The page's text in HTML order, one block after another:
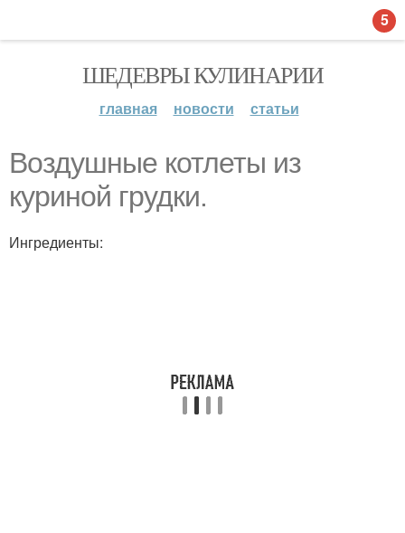
ШЕДЕВРЫ КУЛИНАРИИ
главная новости статьи
Воздушные котлеты из
куриной грудки.
Ингредиенты:
5